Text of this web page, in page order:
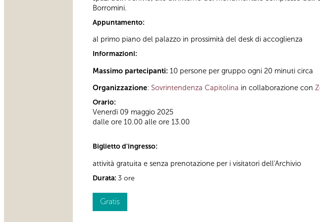
Borromini.
Appuntamento:
al primo piano del palazzo in prossimità del desk di accoglienza
Informazioni:
Massimo partecipanti: 10 persone per gruppo ogni 20 minuti circa
Organizzazione: Sovrintendenza Capitolina in collaborazione con
Orario:
Venerdì 09 maggio 2025
dalle ore 10.00 alle ore 13.00
Biglietto d'ingresso:
attività gratuita e senza prenotazione per i visitatori dell'Archivio
Durata: 3 ore
Gratis